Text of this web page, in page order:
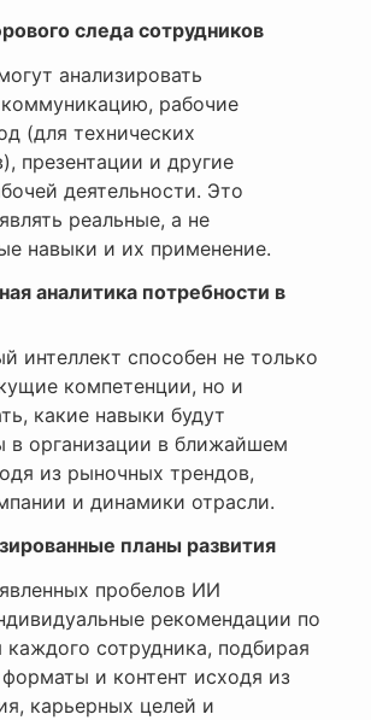
следа сотрудников
анализировать
рабочие
(для технических
презентации и другие
деятельности. Это
реальные, а не
навыки и их применение.
аналитика потребности в
интеллект способен не только
компетенции, но и
какие навыки будут
в организации в ближайшем
из рыночных трендов,
и динамики отрасли.
планы развития
пробелов ИИ
рекомендации по
сотрудника, подбирая
и контент исходя из
карьерных целей и